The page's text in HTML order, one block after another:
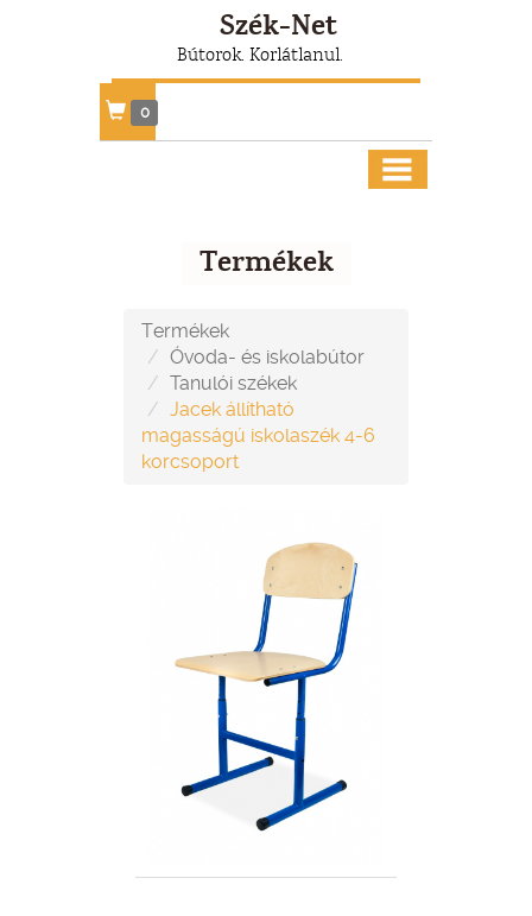
Szék-Net
Bútorok. Korlátlanul.
0
Termékek
Termékek
Óvoda- és iskolabútor
Tanulói székek
Jacek állítható
magasságú iskolaszék 4-6
korcsoport